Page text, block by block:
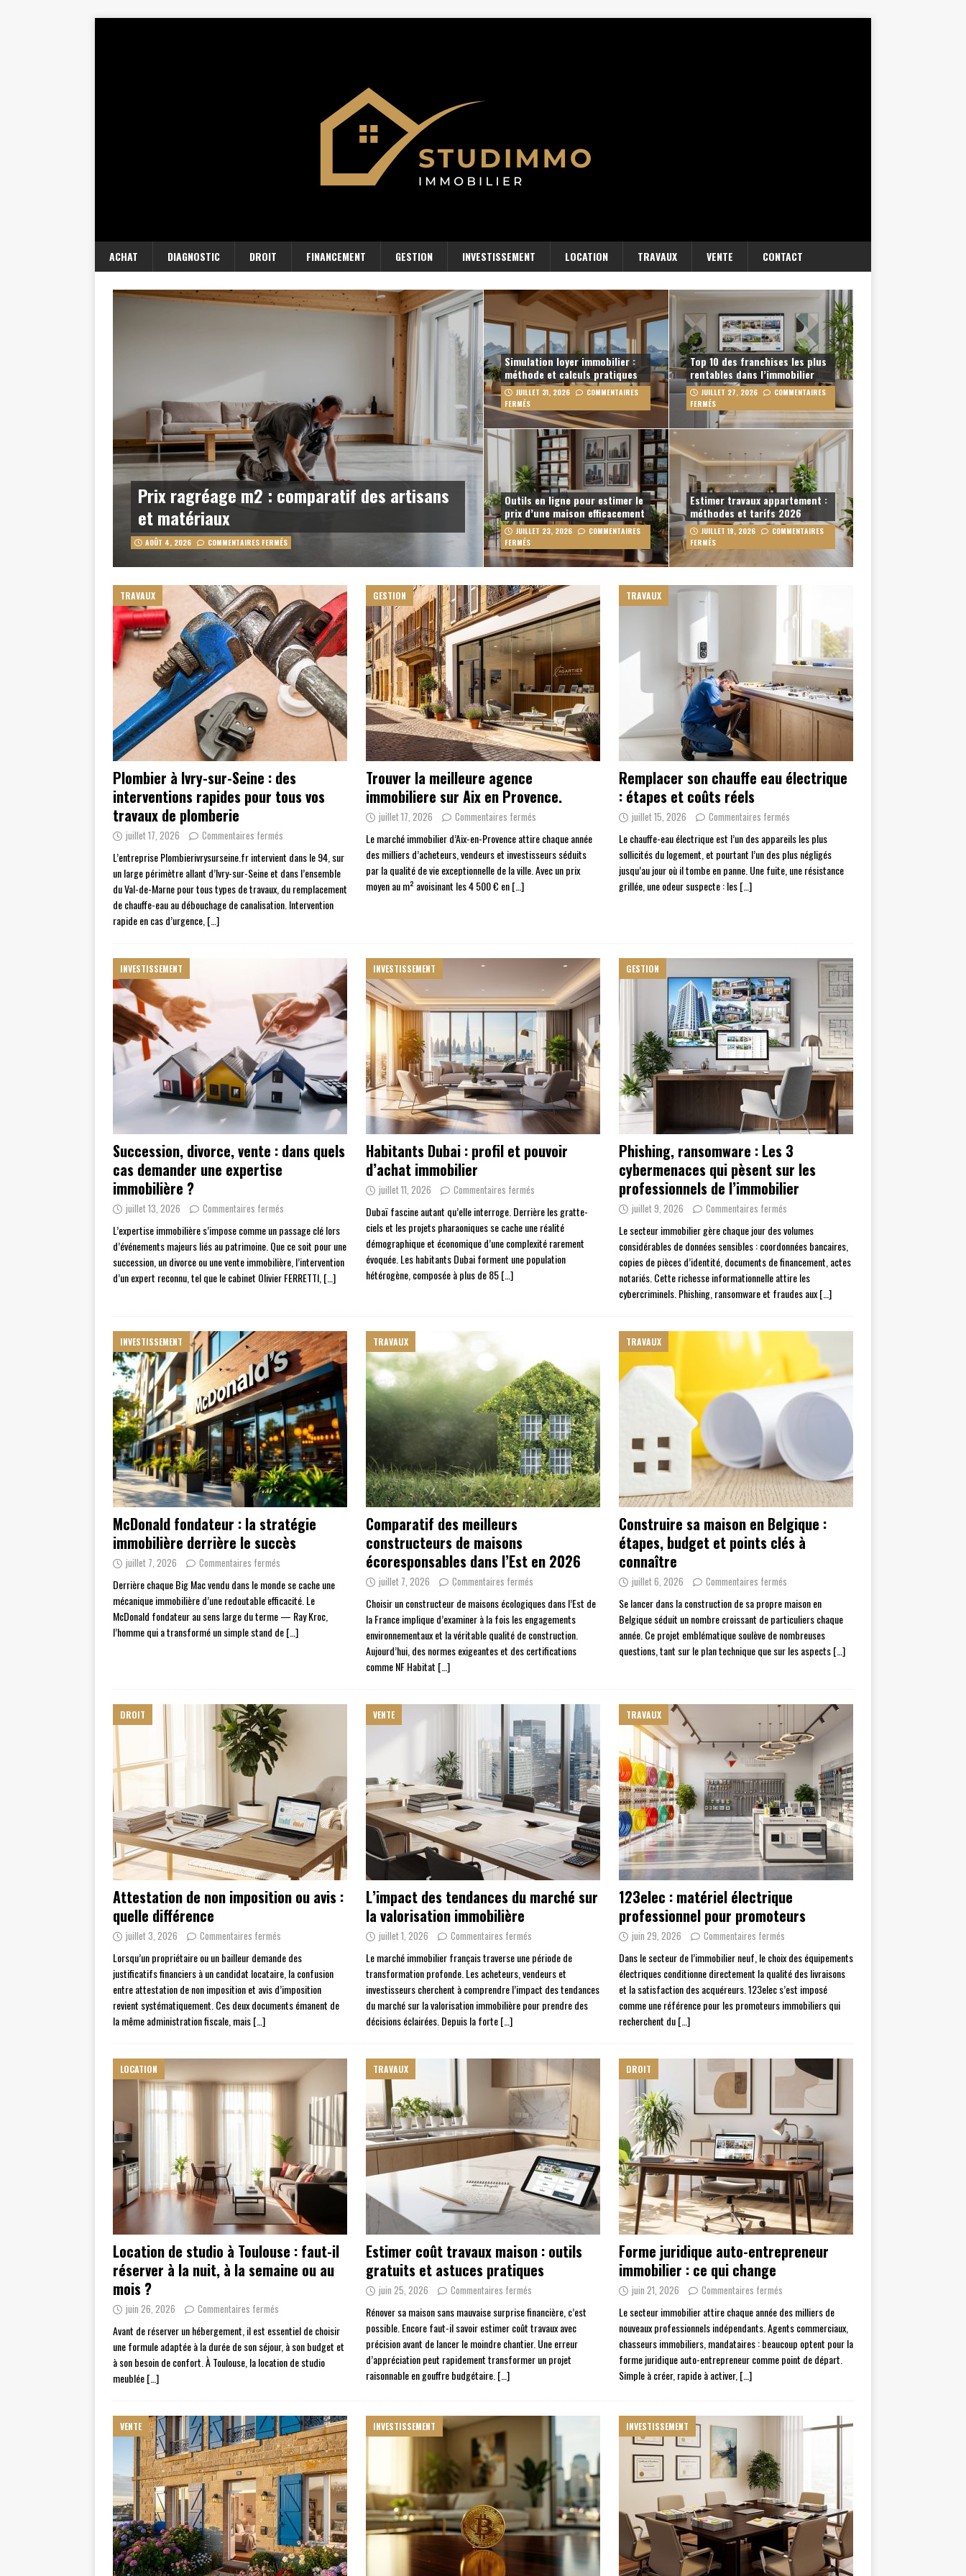
ACHAT DIAGNOSTIC DROIT FINANCEMENT GESTION INVESTISSEMENT LOCATION TRAVAUX VENTE CONTACT
Prix ragréage m2 : comparatif des artisans
et matériaux
AOÛT 4, 2026 COMMENTAIRES FERMÉS
Simulation loyer immobilier :
méthode et calculs pratiques
JUILLET 31, 2026
COMMENTAIRES
FERMÉS
Top 10 des franchises les plus
rentables dans l’immobilier
JUILLET 27, 2026
COMMENTAIRES
FERMÉS
Outils en ligne pour estimer le
prix d’une maison efficacement
JUILLET 23, 2026
COMMENTAIRES
FERMÉS
Estimer travaux appartement :
méthodes et tarifs 2026
JUILLET 19, 2026
COMMENTAIRES
FERMÉS
TRAVAUX
Plombier à Ivry-sur-Seine : des
interventions rapides pour tous vos
travaux de plomberie
juillet 17, 2026 Commentaires fermés
L’entreprise Plombierivrysurseine.fr intervient dans le 94, sur
un large périmètre allant d’Ivry-sur-Seine et dans l’ensemble
du Val-de-Marne pour tous types de travaux, du remplacement
de chauffe-eau au débouchage de canalisation. Intervention
rapide en cas d’urgence,[…]
GESTION
Trouver la meilleure agence
immobiliere sur Aix en Provence.
juillet 17, 2026 Commentaires fermés
Le marché immobilier d’Aix-en-Provence attire chaque année
des milliers d’acheteurs, vendeurs et investisseurs séduits
par la qualité de vie exceptionnelle de la ville. Avec un prix
moyen au m² avoisinant les 4 500 € en[…]
TRAVAUX
Remplacer son chauffe eau électrique
: étapes et coûts réels
juillet 15, 2026 Commentaires fermés
Le chauffe-eau électrique est l’un des appareils les plus
sollicités du logement, et pourtant l’un des plus négligés
jusqu’au jour où il tombe en panne. Une fuite, une résistance
grillée, une odeur suspecte : les[…]
INVESTISSEMENT
Succession, divorce, vente : dans quels
cas demander une expertise
immobilière ?
juillet 13, 2026 Commentaires fermés
L’expertise immobilière s’impose comme un passage clé lors
d’événements majeurs liés au patrimoine. Que ce soit pour une
succession, un divorce ou une vente immobilière, l’intervention
d’un expert reconnu, tel que le cabinet Olivier FERRETTI,[…]
INVESTISSEMENT
Habitants Dubai : profil et pouvoir
d’achat immobilier
juillet 11, 2026 Commentaires fermés
Dubaï fascine autant qu’elle interroge. Derrière les gratte-
ciels et les projets pharaoniques se cache une réalité
démographique et économique d’une complexité rarement
évoquée. Les habitants Dubai forment une population
hétérogène, composée à plus de 85[…]
GESTION
Phishing, ransomware : Les 3
cybermenaces qui pèsent sur les
professionnels de l’immobilier
juillet 9, 2026 Commentaires fermés
Le secteur immobilier gère chaque jour des volumes
considérables de données sensibles : coordonnées bancaires,
copies de pièces d’identité, documents de financement, actes
notariés. Cette richesse informationnelle attire les
cybercriminels. Phishing, ransomware et fraudes aux[…]
INVESTISSEMENT
McDonald fondateur : la stratégie
immobilière derrière le succès
juillet 7, 2026 Commentaires fermés
Derrière chaque Big Mac vendu dans le monde se cache une
mécanique immobilière d’une redoutable efficacité. Le
McDonald fondateur au sens large du terme — Ray Kroc,
l’homme qui a transformé un simple stand de[…]
TRAVAUX
Comparatif des meilleurs
constructeurs de maisons
écoresponsables dans l’Est en 2026
juillet 7, 2026 Commentaires fermés
Choisir un constructeur de maisons écologiques dans l’Est de
la France implique d’examiner à la fois les engagements
environnementaux et la véritable qualité de construction.
Aujourd’hui, des normes exigeantes et des certifications
comme NF Habitat […]
TRAVAUX
Construire sa maison en Belgique :
étapes, budget et points clés à
connaître
juillet 6, 2026 Commentaires fermés
Se lancer dans la construction de sa propre maison en
Belgique séduit un nombre croissant de particuliers chaque
année. Ce projet emblématique soulève de nombreuses
questions, tant sur le plan technique que sur les aspects[…]
DROIT
Attestation de non imposition ou avis :
quelle différence
juillet 3, 2026 Commentaires fermés
Lorsqu’un propriétaire ou un bailleur demande des
justificatifs financiers à un candidat locataire, la confusion
entre attestation de non imposition et avis d’imposition
revient systématiquement. Ces deux documents émanent de
la même administration fiscale, mais[…]
VENTE
L’impact des tendances du marché sur
la valorisation immobilière
juillet 1, 2026 Commentaires fermés
Le marché immobilier français traverse une période de
transformation profonde. Les acheteurs, vendeurs et
investisseurs cherchent à comprendre l’impact des tendances
du marché sur la valorisation immobilière pour prendre des
décisions éclairées. Depuis la forte[…]
TRAVAUX
123elec : matériel électrique
professionnel pour promoteurs
juin 29, 2026 Commentaires fermés
Dans le secteur de l’immobilier neuf, le choix des équipements
électriques conditionne directement la qualité des livraisons
et la satisfaction des acquéreurs. 123elec s’est imposé
comme une référence pour les promoteurs immobiliers qui
recherchent du[…]
LOCATION
Location de studio à Toulouse : faut-il
réserver à la nuit, à la semaine ou au
mois ?
juin 26, 2026 Commentaires fermés
Avant de réserver un hébergement, il est essentiel de choisir
une formule adaptée à la durée de son séjour, à son budget et
à son besoin de confort. À Toulouse, la location de studio
meublée[…]
TRAVAUX
Estimer coût travaux maison : outils
gratuits et astuces pratiques
juin 25, 2026 Commentaires fermés
Rénover sa maison sans mauvaise surprise financière, c’est
possible. Encore faut-il savoir estimer coût travaux avec
précision avant de lancer le moindre chantier. Une erreur
d’appréciation peut rapidement transformer un projet
raisonnable en gouffre budgétaire.[…]
DROIT
Forme juridique auto-entrepreneur
immobilier : ce qui change
juin 21, 2026 Commentaires fermés
Le secteur immobilier attire chaque année des milliers de
nouveaux professionnels indépendants. Agents commerciaux,
chasseurs immobiliers, mandataires : beaucoup optent pour la
forme juridique auto-entrepreneur comme point de départ.
Simple à créer, rapide à activer,[…]
VENTE INVESTISSEMENT INVESTISSEMENT